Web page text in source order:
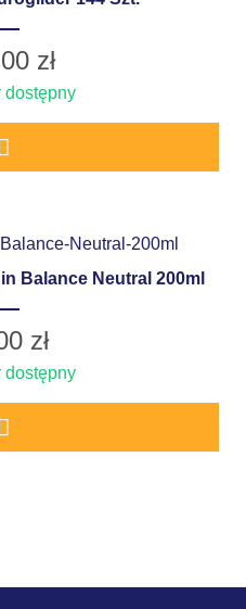
zł
dostępny
Balance Neutral 200ml
zł
dostępny